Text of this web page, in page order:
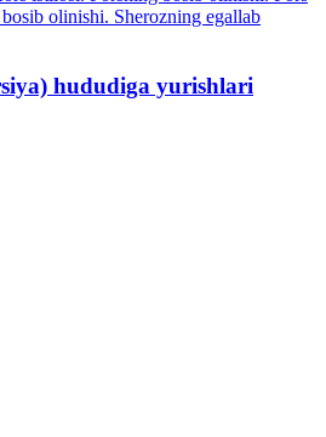
hududiga yurishlari